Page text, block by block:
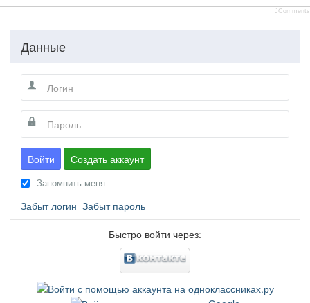
JComments
Данные
Войти Создать аккаунт
Запомнить меня
Забыт логин Забыт пароль
Быстро войти через: